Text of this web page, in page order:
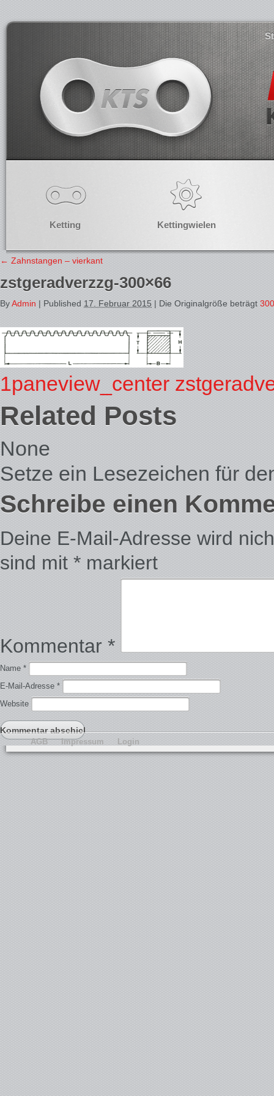
Ketting Kettingwielen
← Zahnstangen – vierkant
zstgeradverzzg-300×66
ByAdmin | Published 17. Februar 2015 | Die Originalgröße beträgt
1paneview_center
Related Posts
None
Setze ein Lesezeichen für
Schreibe einen
Deine E-Mail-Adresse wird
sind mit * markiert
Kommentar *
Name *
E-Mail-Adresse *
Website
AGB Impressum Login